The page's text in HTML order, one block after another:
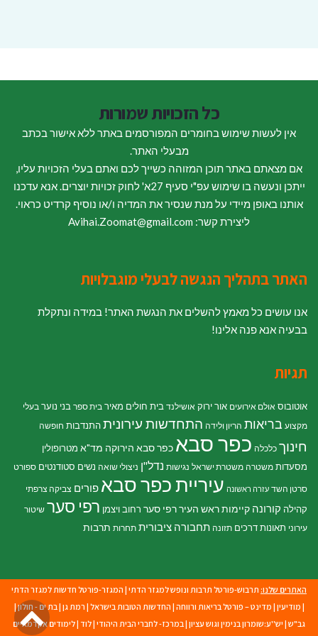
כל הזכויות שמורות
אין לעשות שימוש בחומרים המפורסמים באתר ללא אישור בכתב
מבעלי האתר.
אם מצאתם באתר תוכן המזוהה כשייך לכם ואתם בעלי הזכויות עליו,
ייתכן ונעשה בו שימוש עפ"י סעיף 27א' לחוק זכויות יוצרים. אנא עדכנו
אותנו באופן מיידי על מנת שנסיר את המדיה ו/או נוסיף קרדיט כראוי.
ליצירת קשר: Avihai.Zoomat@gmail.com
האתר בתהליך הנגשה לבעלי מוגבלויות
אנו עושים כל מאמץ להשלים את הנגשת האתר! במידה ונתקלת
בבעיה אנא פנה אלינו!
תגיות
אוטובוס אולם אירועים אור ירוק אושילנד בית חולים מאיר בית ספר בני נוער בעלי
מקצוע בריאות הריון ולידה התחדשות עירוניתהתנדבות חופשה
חינוך כלכלה כפר סבא כפר סבא הירוקה מד"א מטרופולין
מסעדות משטרה משטרת ישראל נגישות נדל"ן ניצולי שואה נשים סטודנטים ספורט
סרטן השד עזרה ראשונה עיריית כפר סבא פורים צביקה צרפתי
קהילה קורונה קיימותראש העיר רפי סער רחוב ויצמן רפי סער שיטור
עירוני תאונות דרכים תזונה תחבורה ציבורית תחרות תרבות
האתרים שלנו: תרבוש-פורטל תרבות ונופש למגזר הדתי | המגזר-פורטל חדשות למגזר הדתי
| מודיעין | מדינט – פורטל בריאות ורווחה | החדשות הטובות בישראל | רמת גן | בת ים - חולון|
גב"ש | יש''ע:שומרון בנימין וגוש עציון | במרכז- לחברי הבית היהודי |לוד |לימודים אקדמאיים